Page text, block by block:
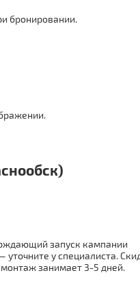
бронировании.
запуск кампании
у специалиста.
монтаж занимает 3-5 дней.